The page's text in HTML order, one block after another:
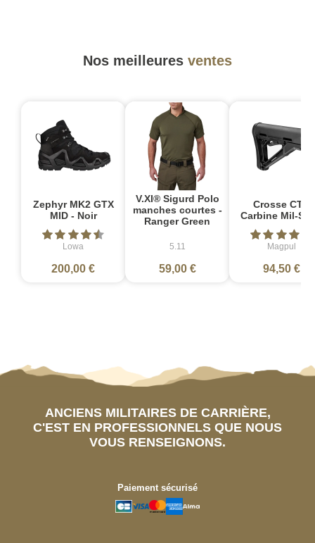
Nos meilleures ventes
Zephyr MK2 GTX
MID - Noir
Lowa
200,00 €
V.XI® Sigurd Polo
manches courtes -
Ranger Green
5.11
59,00 €
Crosse CTR
Carbine Mil-
Magpul
94,50 €
ANCIENS MILITAIRES DE CARRIÈRE,
C'EST EN PROFESSIONNELS QUE NOUS
VOUS RENSEIGNONS.
Paiement sécurisé